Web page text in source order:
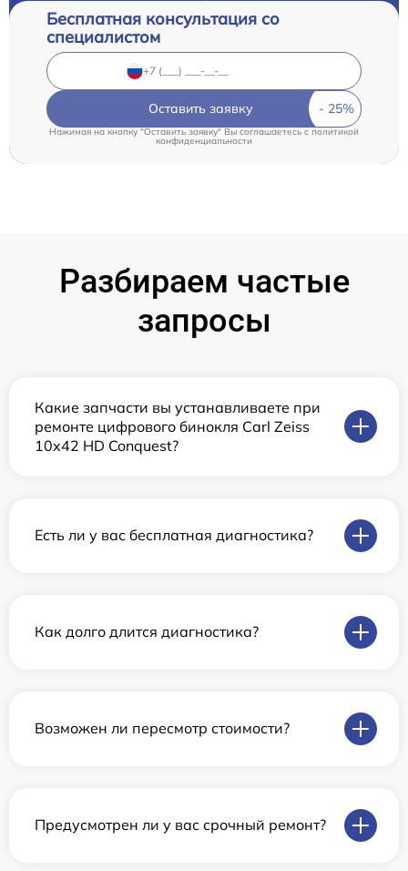
Бесплатная консультация со
специалистом
Оставить заявку
Нажимая на кнопку "Оставить заявку" Вы соглашаетесь cполитикой
конфиденциальности
Разбираем частые
запросы
Какие запчасти вы устанавливаете при
ремонте цифрового бинокля Carl Zeiss
10x42 HD Conquest?
Есть ли у вас бесплатная диагностика?
Как долго длится диагностика?
Возможен ли пересмотр стоимости?
Предусмотрен ли у вас срочный ремонт?